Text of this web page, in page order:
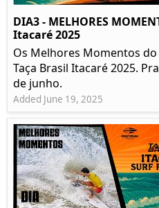
DIA3 - MELHORES
Itacaré 2025
Os Melhores Momentos
Taça Brasil Itacaré 2025.
de junho.
Added June 19, 2025